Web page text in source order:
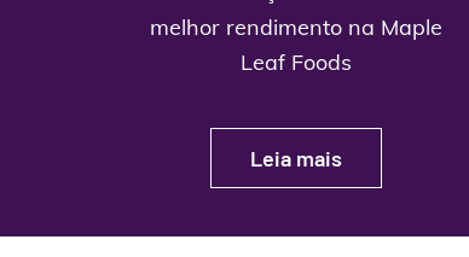
melhor rendimento na Maple
Leaf Foods
Leia mais